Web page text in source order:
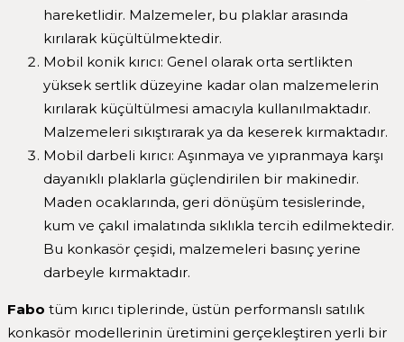
hareketlidir. Malzemeler, bu plaklar arasında
kırılarak küçültülmektedir.
Mobil konik kırıcı: Genel olarak orta sertlikten
yüksek sertlik düzeyine kadar olan malzemelerin
kırılarak küçültülmesi amacıyla kullanılmaktadır.
Malzemeleri sıkıştırarak ya da keserek kırmaktadır.
Mobil darbeli kırıcı: Aşınmaya ve yıpranmaya karşı
dayanıklı plaklarla güçlendirilen bir makinedir.
Maden ocaklarında, geri dönüşüm tesislerinde,
kum ve çakıl imalatında sıklıkla tercih edilmektedir.
Bu konkasör çeşidi, malzemeleri basınç yerine
darbeyle kırmaktadır.
Fabo tüm kırıcı tiplerinde, üstün performanslı satılık
konkasör modellerinin üretimini gerçekleştiren yerli bir